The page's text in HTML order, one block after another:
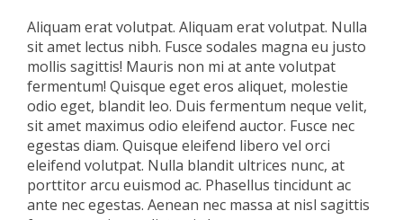
Aliquam erat volutpat. Aliquam erat volutpat. Nulla
sit amet lectus nibh. Fusce sodales magna eu justo
mollis sagittis! Mauris non mi at ante volutpat
fermentum! Quisque eget eros aliquet, molestie
odio eget, blandit leo. Duis fermentum neque velit,
sit amet maximus odio eleifend auctor. Fusce nec
egestas diam. Quisque eleifend libero vel orci
eleifend volutpat. Nulla blandit ultrices nunc, at
porttitor arcu euismod ac. Phasellus tincidunt ac
ante nec egestas. Aenean nec massa at nisl sagittis